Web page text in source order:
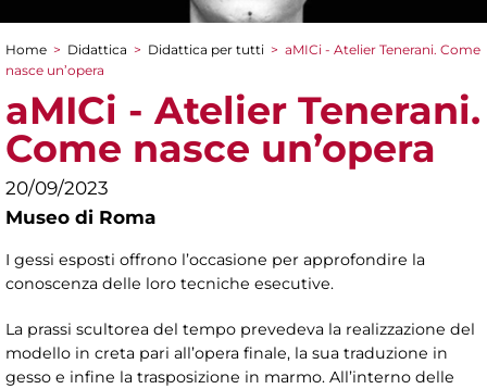
Tu sei qui
Home > Didattica > Didattica per tutti > aMICi - Atelier Tenerani. Come
nasce un’opera
aMICi - Atelier Tenerani.
Come nasce un’opera
20/09/2023
Museo di Roma
I gessi esposti offrono l’occasione per approfondire la
conoscenza delle loro tecniche esecutive.
La prassi scultorea del tempo prevedeva la realizzazione del
modello in creta pari all’opera finale, la sua traduzione in
gesso e infine la trasposizione in marmo. All’interno delle